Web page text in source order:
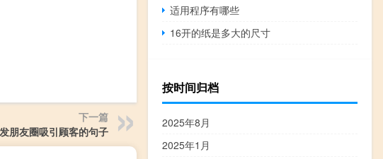
下一篇
朋友圈吸引顾客的句子
适用程序有哪些
16开的纸是多大的尺寸
按时间归档
2025年8月
2025年1月